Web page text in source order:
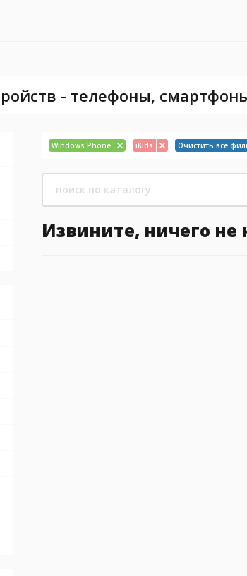
- телефоны,
Windows Phone iKids Очистить все
Извините, ничего не